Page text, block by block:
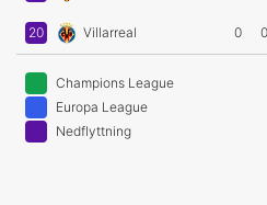
20 Villarreal 0 0
Champions League
Europa League
Nedflyttning